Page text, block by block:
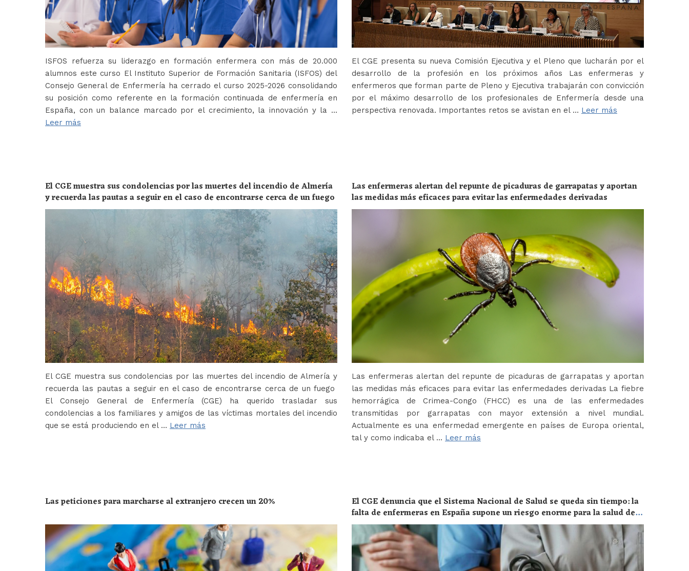
ISFOS refuerza su liderazgo en formación enfermera con más de 20.000
alumnos este curso El Instituto Superior de Formación Sanitaria (ISFOS) del
Consejo General de Enfermería ha cerrado el curso 2025-2026 consolidando
su posición como referente en la formación continuada de enfermería en
España, con un balance marcado por el crecimiento, la innovación y la …
Leer más
El CGE presenta su nueva Comisión Ejecutiva y el Pleno que lucharán por el
desarrollo de la profesión en los próximos años Las enfermeras y
enfermeros que forman parte de Pleno y Ejecutiva trabajarán con convicción
por el máximo desarrollo de los profesionales de Enfermería desde una
perspectiva renovada. Importantes retos se avistan en el … Leer más
El CGE muestra sus condolencias por las muertes del incendio de Almería
y recuerda las pautas a seguir en el caso de encontrarse cerca de un fuego
El CGE muestra sus condolencias por las muertes del incendio de Almería y
recuerda las pautas a seguir en el caso de encontrarse cerca de un fuego
El Consejo General de Enfermería (CGE) ha querido trasladar sus
condolencias a los familiares y amigos de las víctimas mortales del incendio
que se está produciendo en el … Leer más
Las enfermeras alertan del repunte de picaduras de garrapatas y aportan
las medidas más eficaces para evitar las enfermedades derivadas
Las enfermeras alertan del repunte de picaduras de garrapatas y aportan
las medidas más eficaces para evitar las enfermedades derivadas La fiebre
hemorrágica de Crimea-Congo (FHCC) es una de las enfermedades
transmitidas por garrapatas con mayor extensión a nivel mundial.
Actualmente es una enfermedad emergente en países de Europa oriental,
tal y como indicaba el … Leer más
Las peticiones para marcharse al extranjero crecen un 20% El CGE denuncia que el Sistema Nacional de Salud se queda sin tiempo: la
falta de enfermeras en España supone un riesgo enorme para la salud de
toda la población